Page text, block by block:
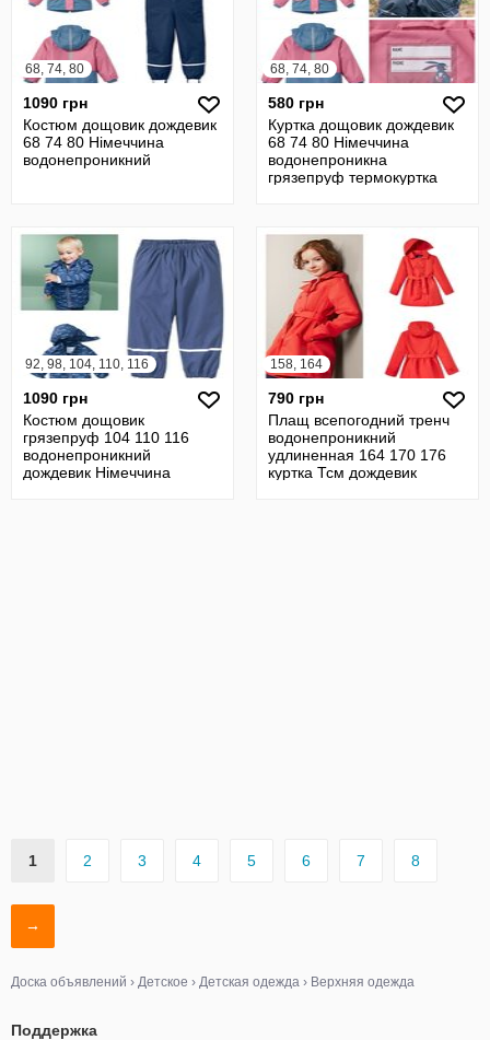
68, 74, 80
1090 грн
Костюм дощовик дождевик
68 74 80 Німеччина
водонепроникний
68, 74, 80
580 грн
Куртка дощовик дождевик
68 74 80 Німеччина
водонепроникна
грязепруф термокуртка
92, 98, 104, 110, 116
1090 грн
Костюм дощовик
грязепруф 104 110 116
водонепроникний
дождевик Німеччина
158, 164
790 грн
Плащ всепогодний тренч
водонепроникний
удлиненная 164 170 176
куртка Тсм дождевик
1 2 3 4 5 6 7 8
→
Доска объявлений › Детское › Детская одежда › Верхняя одежда
Поддержка